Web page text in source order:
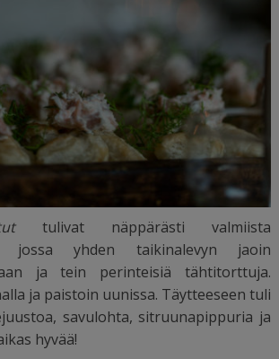
tulivat näppärästi valmiista
jossa yhden taikinalevyn jaoin
ja tein perinteisiä tähtitorttuja.
ja paistoin uunissa. Täytteeseen tuli
savulohta, sitruunapippuria ja
hyvää!